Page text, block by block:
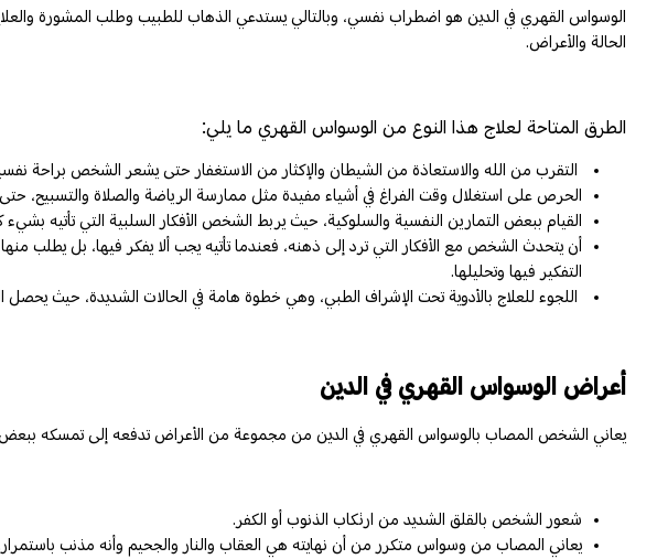
الوسواس القهري في الدين هو اضطراب نفسي، وبالتالي يستدعي الذهاب للطبيب وطلب المشورة
الحالة والأعراض.
الطرق المتاحة لعلاج هذا النوع من الوسواس القهري ما يلي:
التقرب من الله والاستعاذة من الشيطان والإكثار من الاستغفار حتى يشعر الشخص براحة
الحرص على استغلال وقت الفراغ في أشياء مفيدة مثل ممارسة الرياضة والصلاة والتسبيح، حتى
القيام ببعض التمارين النفسية والسلوكية، حيث يربط الشخص الأفكار السلبية التي تأتيه
أن يتحدث الشخص مع الأفكار التي ترد إلى ذهنه، فعندما تأتيه يجب ألا يفكر فيها، بل
التفكير فيها وتحليلها.
اللجوء للعلاج بالأدوية تحت الإشراف الطبي، وهي خطوة هامة في الحالات الشديدة، حيث
أعراض الوسواس القهري في الدين
يعاني الشخص المصاب بالوسواس القهري في الدين من مجموعة من الأعراض تدفعه إلى تمسكه ببعض
شعور الشخص بالقلق الشديد من ارتكاب الذنوب أو الكفر.
يعاني المصاب من وسواس متكرر من أن نهايته هي العقاب والنار والجحيم وأنه مذنب